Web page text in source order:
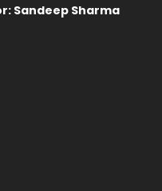
Sandeep Sharma